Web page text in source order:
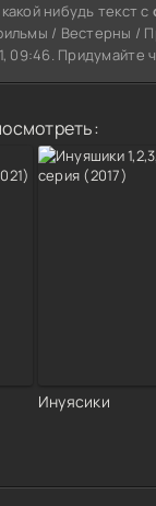
нибудь текст с
/ Вестерны /
09:46. Придумайте
Инуясики